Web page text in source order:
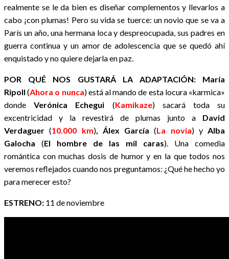
realmente se le da bien es diseñar complementos y llevarlos a
cabo ¡con plumas! Pero su vida se tuerce: un novio que se va a
París un año, una hermana loca y despreocupada, sus padres en
guerra continua y un amor de adolescencia que se quedó ahí
enquistado y no quiere dejarla en paz.
POR QUÉ NOS GUSTARÁ LA ADAPTACIÓN:
María
Ripoll (Ahora o nunca) está al mando de esta locura «karmica»
dondeVerónica Echegui (Kamikaze) sacará toda su
excentricidad y la revestirá de plumas junto a David
Verdaguer (10.000 km), Álex García (La novia) y Alba
Galocha (El hombre de las mil caras). Una comedia
romántica con muchas dosis de humor y en la que todos nos
veremos reflejados cuando nos preguntamos: ¿Qué he hecho yo
para merecer esto?
ESTRENO: 11 de noviembre